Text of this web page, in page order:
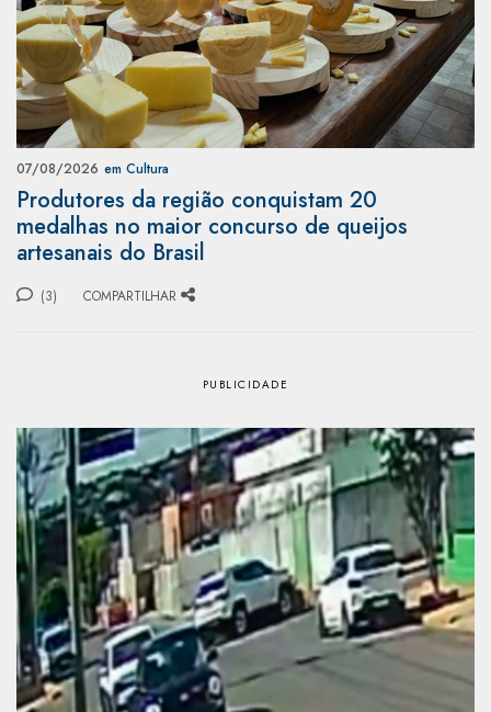
07/08/2026 em Cultura
Produtores da região conquistam 20
medalhas no maior concurso de queijos
artesanais do Brasil
(3) COMPARTILHAR